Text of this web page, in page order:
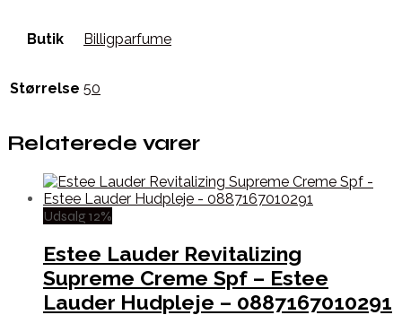
Butik Billigparfume
Størrelse 50
Relaterede varer
Udsalg 12%
Estee Lauder Revitalizing
Supreme Creme Spf – Estee
Lauder Hudpleje – 0887167010291